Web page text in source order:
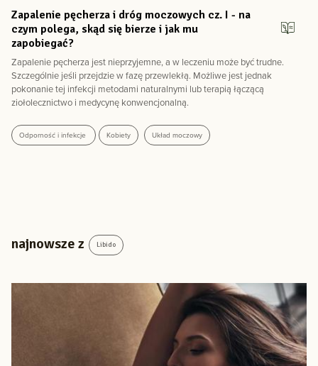
Zapalenie pęcherza i dróg moczowych cz. I - na
czym polega, skąd się bierze i jak mu
zapobiegać?
Zapalenie pęcherza jest nieprzyjemne, a w leczeniu może być trudne.
Szczególnie jeśli przejdzie w fazę przewlekłą. Możliwe jest jednak
pokonanie tej infekcji metodami naturalnymi lub terapią łączącą
ziołolecznictwo i medycynę konwencjonalną.
Odporność i infekcje Kobiety Układ moczowy
najnowsze z Libido